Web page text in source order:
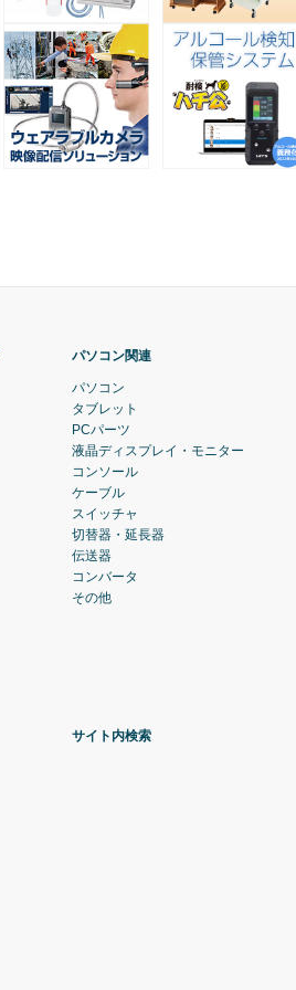
パソコン関連
パソコン
タブレット
PCパーツ
液晶ディスプレイ・モニター
コンソール
ケーブル
スイッチャ
切替器・延長器
伝送器
コンバータ
その他
サイト内検索